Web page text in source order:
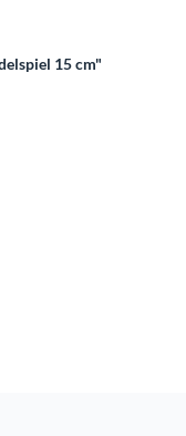
15 cm"